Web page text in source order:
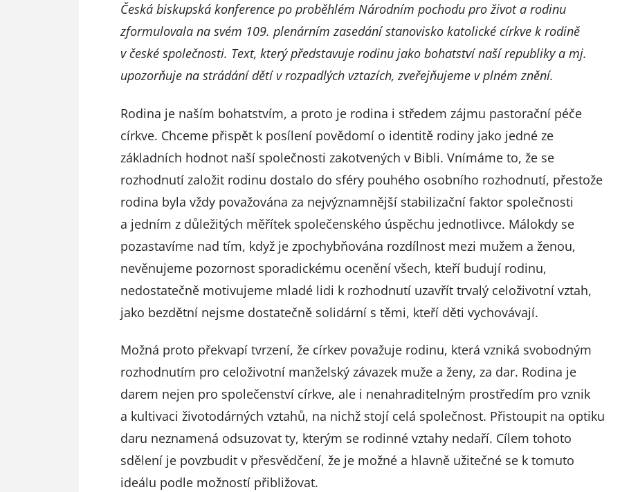
Česká biskupská konference po proběhlém Národním pochodu pro život a rodinu
zformulovala na svém 109. plenárním zasedání stanovisko katolické církve k rodině
v české společnosti. Text, který představuje rodinu jako bohatství naší republiky a mj.
upozorňuje na strádání dětí v rozpadlých vztazích, zveřejňujeme v plném znění.
Rodina je naším bohatstvím, a proto je rodina i středem zájmu pastorační péče
církve. Chceme přispět k posílení povědomí o identitě rodiny jako jedné ze
základních hodnot naší společnosti zakotvených v Bibli. Vnímáme to, že se
rozhodnutí založit rodinu dostalo do sféry pouhého osobního rozhodnutí, přestože
rodina byla vždy považována za nejvýznamnější stabilizační faktor společnosti
a jedním z důležitých měřítek společenského úspěchu jednotlivce. Málokdy se
pozastavíme nad tím, když je zpochybňována rozdílnost mezi mužem a ženou,
nevěnujeme pozornost sporadickému ocenění všech, kteří budují rodinu,
nedostatečně motivujeme mladé lidi k rozhodnutí uzavřít trvalý celoživotní vztah,
jako bezdětní nejsme dostatečně solidární s těmi, kteří děti vychovávají.
Možná proto překvapí tvrzení, že církev považuje rodinu, která vzniká svobodným
rozhodnutím pro celoživotní manželský závazek muže a ženy, za dar. Rodina je
darem nejen pro společenství církve, ale i nenahraditelným prostředím pro vznik
a kultivaci životodárných vztahů, na nichž stojí celá společnost. Přistoupit na optiku
daru neznamená odsuzovat ty, kterým se rodinné vztahy nedaří. Cílem tohoto
sdělení je povzbudit v přesvědčení, že je možné a hlavně užitečné se k tomuto
ideálu podle možností přibližovat.